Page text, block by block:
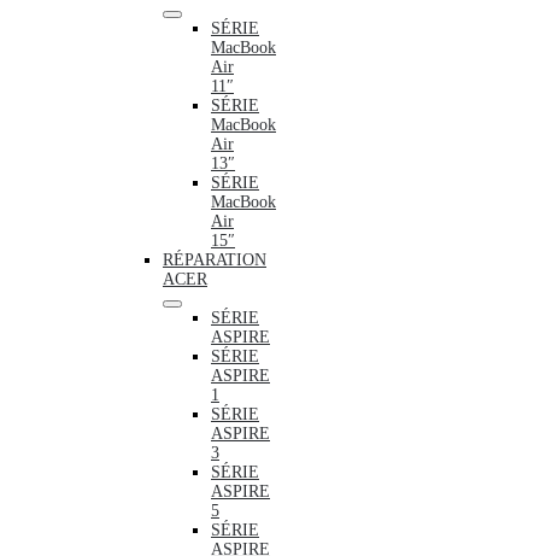
SÉRIE
MacBook
Air
11″
SÉRIE
MacBook
Air
13″
SÉRIE
MacBook
Air
15″
RÉPARATION
ACER
SÉRIE
ASPIRE
SÉRIE
ASPIRE
1
SÉRIE
ASPIRE
3
SÉRIE
ASPIRE
5
SÉRIE
ASPIRE